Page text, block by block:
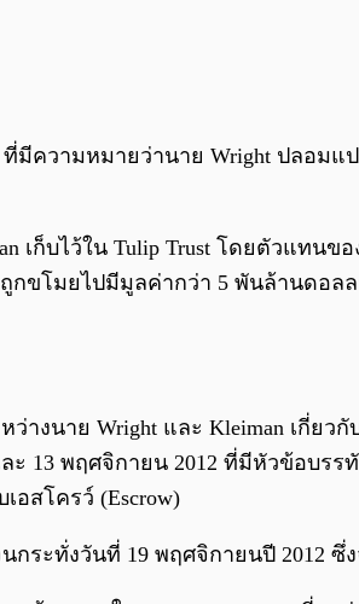
มีความหมายว่านาย Wright ปลอม
ก็บไว้ใน Tulip Trust โดยตัวแทนข
กขโมยไปมีมูลค่ากว่า 5 พันล้านดอล
งนาย Wright และ Kleiman เกี่ยว
พฤศจิกายน 2012 ที่มีหัวข้อบรรทัดว่
อสโครว์ (Escrow)
นกระทั่งวันที่ 19 พฤศจิกายนปี